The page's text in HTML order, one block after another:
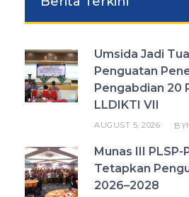
Umsida Jadi
Penguatan
Pengabdian 20
LLDIKTI VII
AUGUST 5, 2026 BY
Munas III
Tetapkan
2026–2028